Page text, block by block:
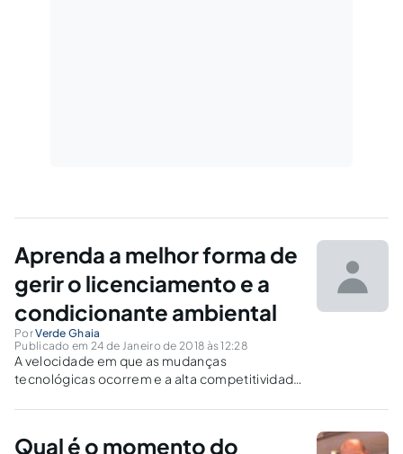
Aprenda a melhor forma de
gerir o licenciamento e a
condicionante ambiental
PorVerde Ghaia
Publicado em 24 de Janeiro de 2018 às 12:28
A velocidade em que as mudanças
tecnológicas ocorrem e a alta competitividade
estejam cada vez mais preparadas em relação
Qual é o momento do